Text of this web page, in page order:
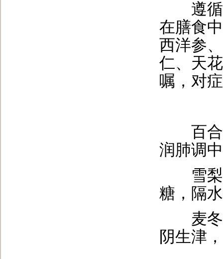
遵循“
在膳食
西洋参
仁、天
嘱，对
百合
润肺调
雪梨
糖，隔
麦冬
阴生津